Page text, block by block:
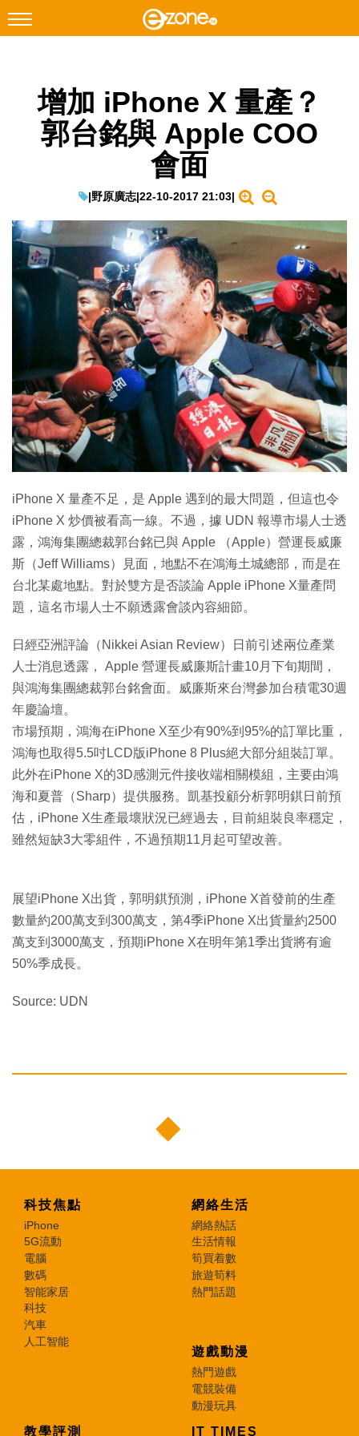
Facebook Instagram
科技焦點
教學評測
EduTech
IT Times
生成式AI與雲端應用
Enterprise Digital Transformation
特集
增加 iPhone X 量產？
郭台銘與 Apple COO
會面
|野原廣志|22-10-2017 21:03|
iPhone X 量產不足，是 Apple 遇到的最大問題，但這也令
iPhone X 炒價被看高一線。不過，據 UDN 報導市場人士透
露，鴻海集團總裁郭台銘已與 Apple （Apple）營運長威廉
斯（Jeff Williams）見面，地點不在鴻海土城總部，而是在
台北某處地點。對於雙方是否談論 Apple iPhone X量產問
題，這名市場人士不願透露會談內容細節。
日經亞洲評論（Nikkei Asian Review）日前引述兩位產業
人士消息透露， Apple 營運長威廉斯計畫10月下旬期間，
與鴻海集團總裁郭台銘會面。威廉斯來台灣參加台積電30週
年慶論壇。
市場預期，鴻海在iPhone X至少有90%到95%的訂單比重，
鴻海也取得5.5吋LCD版iPhone 8 Plus絕大部分組裝訂單。
此外在iPhone X的3D感測元件接收端相關模組，主要由鴻
海和夏普（Sharp）提供服務。凱基投顧分析郭明錤日前預
估，iPhone X生產最壞狀況已經過去，目前組裝良率穩定，
雖然短缺3大零組件，不過預期11月起可望改善。
展望iPhone X出貨，郭明錤預測，iPhone X首發前的生產
數量約200萬支到300萬支，第4季iPhone X出貨量約2500
萬支到3000萬支，預期iPhone X在明年第1季出貨將有逾
50%季成長。
Source: UDN
科技焦點
iPhone
5G流動
電腦
數碼
智能家居
科技
汽車
人工智能
網絡生活
網絡熱話
生活情報
筍買着數
旅遊筍料
熱門話題
遊戲動漫
熱門遊戲
電競裝備
動漫玩具
教學評測 IT TIMES